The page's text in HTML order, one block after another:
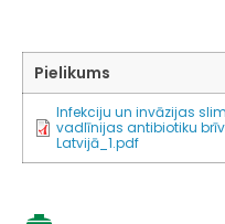
Pielikums
Infekciju un invāzijas
vadlīnijas antibiotiku
Latvijā_1.pdf